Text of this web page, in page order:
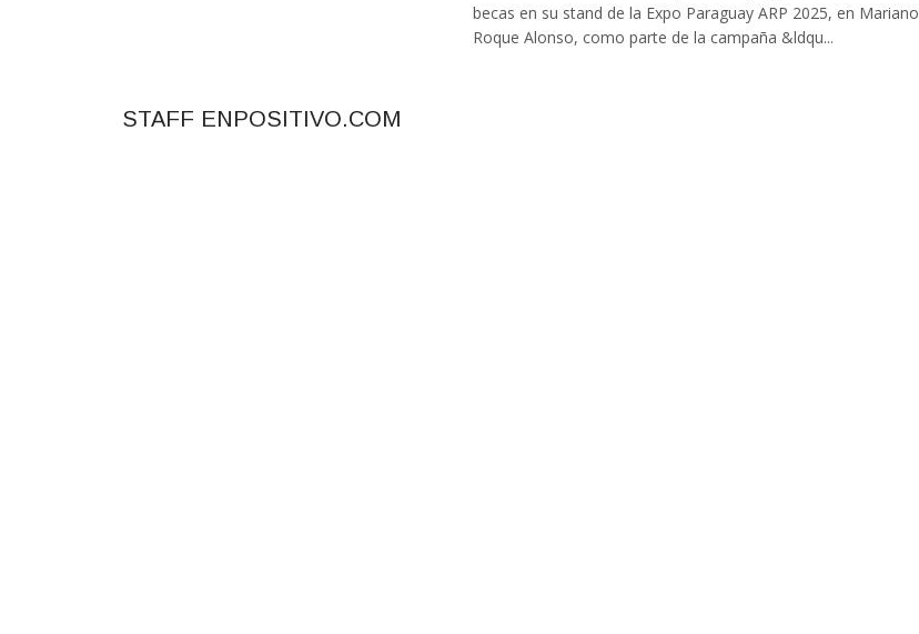
becas en su stand de la Expo Paraguay ARP 2025, en Mariano
Roque Alonso, como parte de la campaña &ldqu...
STAFF ENPOSITIVO.COM